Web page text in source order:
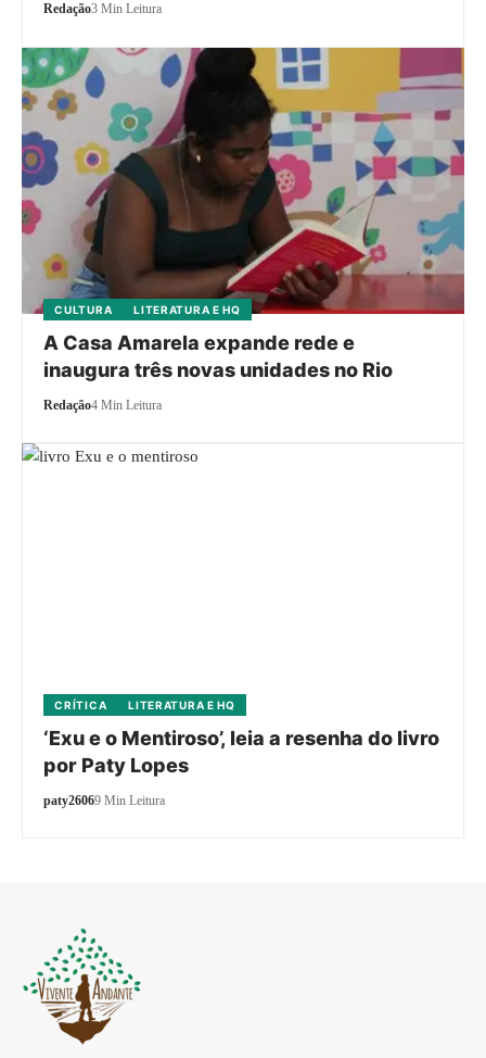
Redação3 Min Leitura
CULTURA LITERATURA E HQ
A Casa Amarela expande rede e
inaugura três novas unidades no Rio
Redação4 Min Leitura
CRÍTICA LITERATURA E HQ
‘Exu e o Mentiroso’, leia a resenha do livro
por Paty Lopes
paty26069 Min Leitura